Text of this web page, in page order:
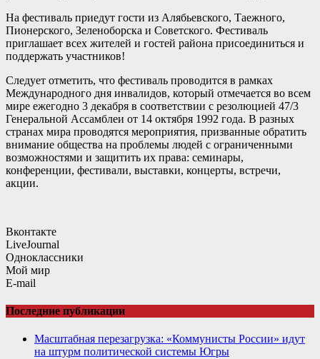
На фестиваль приедут гости из Алябьевского, Таежного,
Пионерского, Зеленоборска и Советского. Фестиваль
приглашает всех жителей и гостей района присоединиться и
поддержать участников!
Следует отметить, что фестиваль проводится в рамках
Международного дня инвалидов, который отмечается во всем
мире ежегодно 3 декабря в соответствии с резолюцией 47/3
Генеральной Ассамблеи от 14 октября 1992 года. В разных
странах мира проводятся мероприятия, призванные обратить
внимание общества на проблемы людей с ограниченными
возможностями и защитить их права: семинары,
конференции, фестивали, выставки, концерты, встречи,
акции.
Вконтакте
LiveJournal
Одноклассники
Мой мир
E-mail
Последние публикации
Масштабная перезагрузка: «Коммунисты России» идут
на штурм политической системы Югры